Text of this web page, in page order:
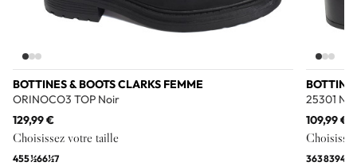
BOTTINES & BOOTS CLARKS FEMME
ORINOCO3 TOP Noir
129,99 €
Choisissez votre taille
455½66½7
25301
109,99 €
36383940